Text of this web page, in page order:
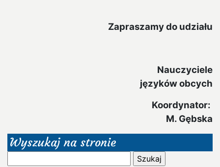
Zapraszamy do udziału
Nauczyciele
języków obcych
Koordynator:
M. Gębska
Wyszukaj na stronie